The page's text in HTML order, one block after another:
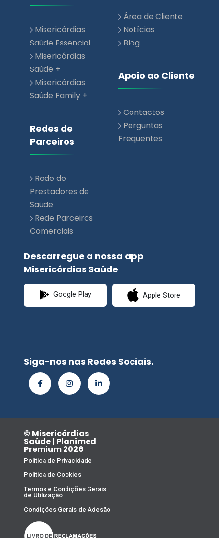
Misericórdias
Saúde Essencial
Misericórdias
Saúde +
Misericórdias
Saúde Family +
Redes de
Parceiros
Rede de
Prestadores de
Saúde
Rede Parceiros
Comerciais
Área de Cliente
Notícias
Blog
Apoio ao Cliente
Contactos
Perguntas
Frequentes
Descarregue a nossa app
Misericórdias Saúde
Google Play Apple Store
Siga-nos nas Redes Sociais.
© Misericórdias
Saúde | Planimed
Premium 2026
Política de Privacidade
Política de Cookies
Termos e Condições Gerais
de Utilização
Condições Gerais de Adesão